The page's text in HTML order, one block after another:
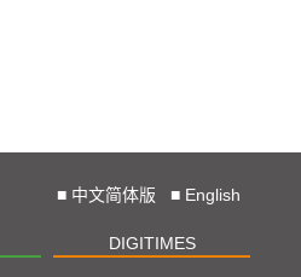
■ 中文简体版 ■ English
DIGITIMES